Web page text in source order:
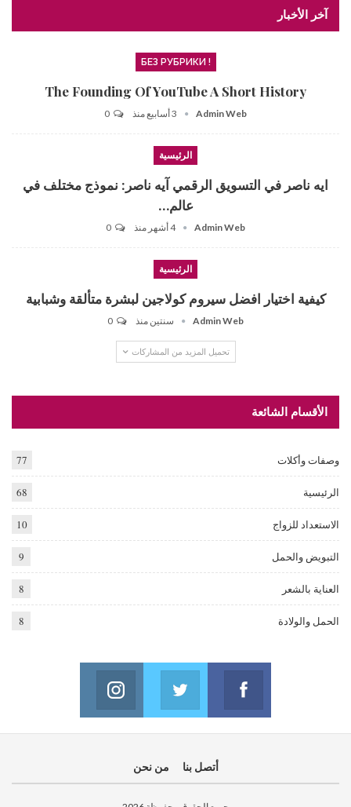
آخر الأخبار
! БЕЗ РУБРИКИ
The Founding Of YouTube A Short History
Admin Web 3 أسابيع منذ
الرئيسية
ايه ناصر في التسويق الرقمي آيه ناصر: نموذج مختلف في
عالم…
Admin Web 4 أشهر منذ
الرئيسية
كيفية اختيار افضل سيروم كولاجين لبشرة متألقة وشبابية
Admin Web سنتين منذ
تحميل المزيد من المشاركات
الأقسام الشائعة
وصفات وأكلات 77
الرئيسية 68
الاستعداد للزواج 10
التبويض والحمل 9
العناية بالشعر 8
الحمل والولادة 8
Facebook
Join us on Facebook
Twitter
Join us on Twitter
أتصل بنا من نحن